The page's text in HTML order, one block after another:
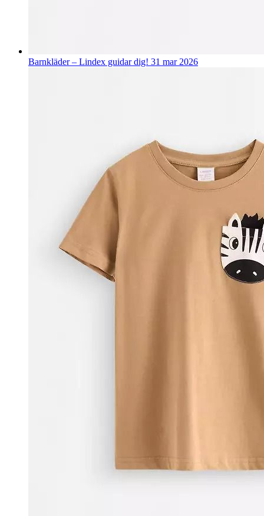
Barnkläder – Lindex guidar dig! 31 mar 2026